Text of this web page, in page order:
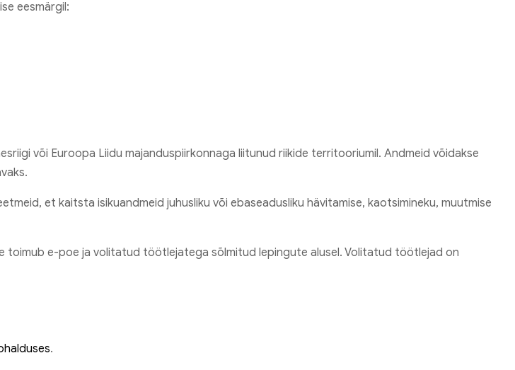
eesmärgil:
või Euroopa Liidu majanduspiirkonnaga liitunud riikide territooriumil. Andmeid võidakse
et kaitsta isikuandmeid juhusliku või ebaseadusliku hävitamise, kaotsimineku, muutmise
e-poe ja volitatud töötlejatega sõlmitud lepingute alusel. Volitatud töötlejad on
.